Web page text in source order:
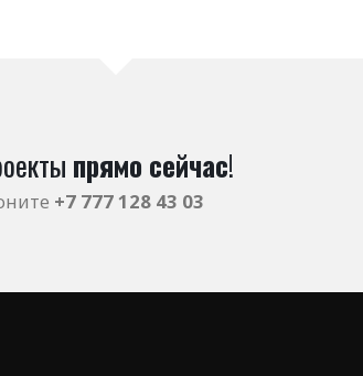
прямо сейчас!
+7 777 128 43 03